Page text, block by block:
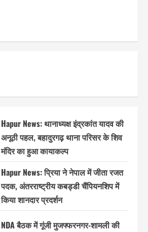
Hapur News: थानाध्यक्ष इंद्रकांत यादव की
अनूठी पहल, बहादुरगढ़ थाना परिसर के शिव
मंदिर का हुआ कायाकल्प
Hapur News: प्रिया ने नेपाल में जीता रजत
पदक, अंतरराष्ट्रीय कबड्डी चैंपियनशिप में
किया शानदार प्रदर्शन
NDA बैठक में गूंजी मुजफ्फरनगर-शामली की